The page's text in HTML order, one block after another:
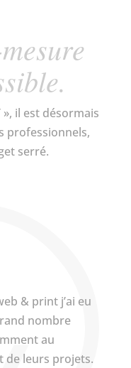
», il est désormais
professionnels,
serré.
& print j’ai eu
nombre
au
de leurs projets.